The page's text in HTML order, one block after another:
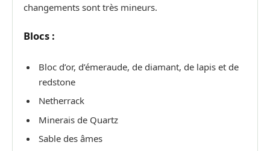
changements sont très mineurs.
Blocs :
Bloc d’or, d’émeraude, de diamant, de lapis et de
redstone
Netherrack
Minerais de Quartz
Sable des âmes